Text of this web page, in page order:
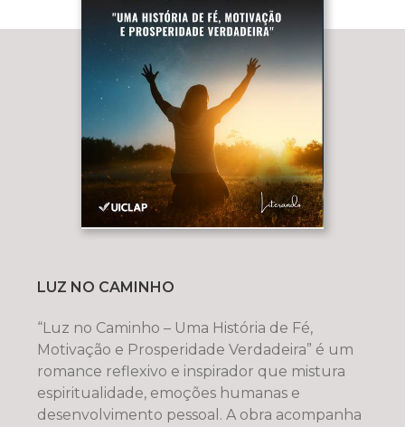
LUZ NO CAMINHO
“Luz no Caminho – Uma História de Fé,
Motivação e Prosperidade Verdadeira” é um
romance reflexivo e inspirador que mistura
espiritualidade, emoções humanas e
desenvolvimento pessoal. A obra acompanha